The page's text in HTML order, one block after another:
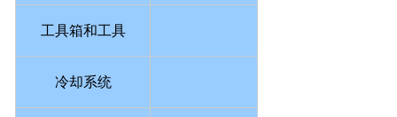
工具箱和工具
冷却系统